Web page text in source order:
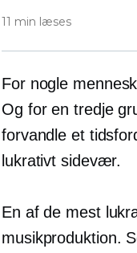
11 min læses
For nogle
Og for en tredje
forvandle et
lukrativt sidevær.
En af de mest
musikproduktion.